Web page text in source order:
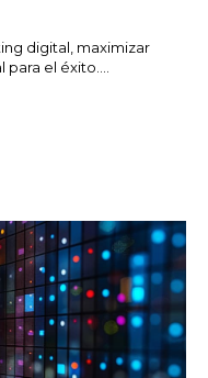
digital, maximizar
el éxito....